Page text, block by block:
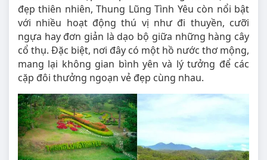
đẹp thiên nhiên, Thung Lũng Tình Yêu còn nổi bật
với nhiều hoạt động thú vị như đi thuyền, cưỡi
ngựa hay đơn giản là dạo bộ giữa những hàng cây
cổ thụ. Đặc biệt, nơi đây có một hồ nước thơ mộng,
mang lại không gian bình yên và lý tưởng để các
cặp đôi thưởng ngoạn vẻ đẹp cùng nhau.